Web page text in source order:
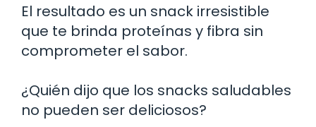
El resultado es un snack irresistible
que te brinda proteínas y fibra sin
comprometer el sabor.
¿Quién dijo que los snacks saludables
no pueden ser deliciosos?